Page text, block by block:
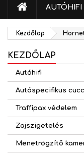
KEZDŐLAP
AUTÓHIFI
Kezdőlap
KEZDŐLAP
Autóhifi
Autóspecifikus
Traffipax védelem
Zajszigetelés
Menetrögzítő